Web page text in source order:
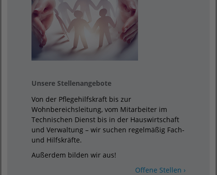
Unsere Stellenangebote
Von der Pflegehilfskraft bis zur
Wohnbereichsleitung, vom Mitarbeiter im
Technischen Dienst bis in der Hauswirtschaft
und Verwaltung – wir suchen regelmäßig Fach-
und Hilfskräfte.
Außerdem bilden wir aus!
Offene Stellen ›